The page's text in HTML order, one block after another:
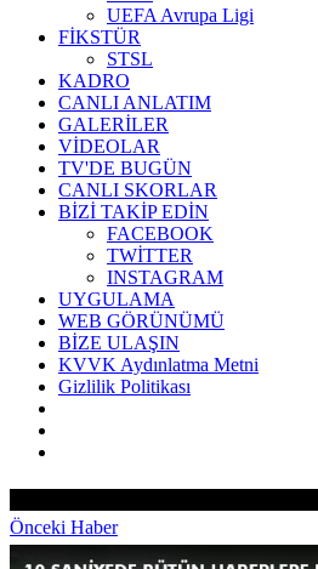
UEFA Avrupa Ligi
FİKSTÜR
STSL
KADRO
CANLI ANLATIM
GALERİLER
VİDEOLAR
TV'DE BUGÜN
CANLI SKORLAR
BİZİ TAKİP EDİN
FACEBOOK
TWİTTER
INSTAGRAM
UYGULAMA
WEB GÖRÜNÜMÜ
BİZE ULAŞIN
KVVK Aydınlatma Metni
Gizlilik Politikası
Önceki Haber